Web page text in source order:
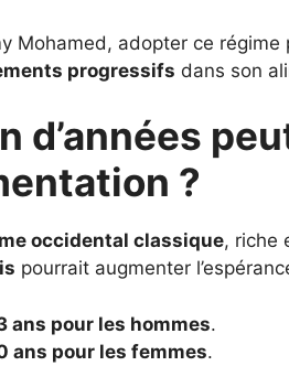
Mohamed, adopter ce régime
progressifs dans son
d’années
?
occidental classique, riche
pourrait augmenter
ans pour les hommes.
ans pour les femmes.